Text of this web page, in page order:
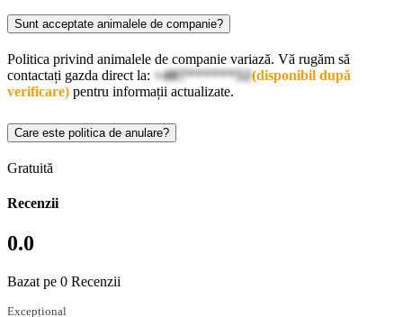
Sunt acceptate animalele de companie?
Politica privind animalele de companie variază. Vă rugăm să
contactați gazda direct la: +407******52(disponibil după
verificare) pentru informații actualizate.
Care este politica de anulare?
Gratuită
Recenzii
0.0
Bazat pe 0 Recenzii
Excepțional